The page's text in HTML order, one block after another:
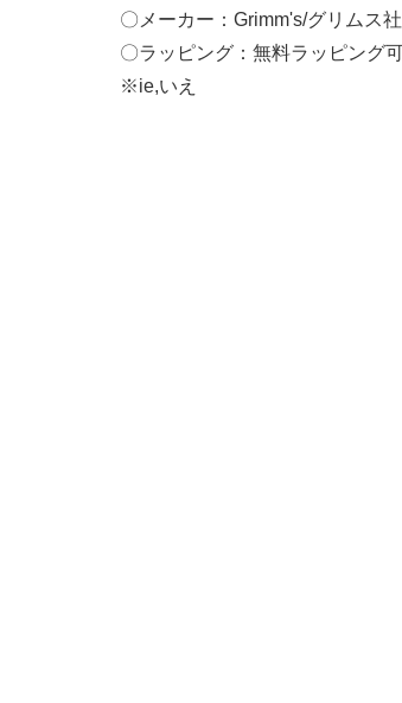
〇メーカー：Grimm's/グリムス社
〇ラッピング：無料ラッピング可
※ie,いえ